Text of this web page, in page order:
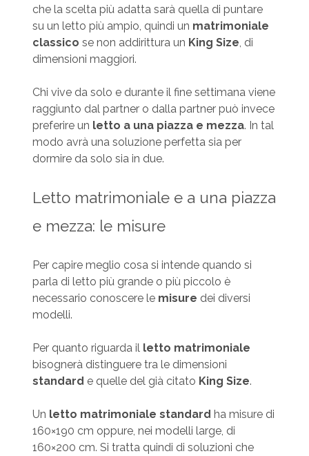
che la scelta più adatta sarà quella di puntare
su un letto più ampio, quindi un matrimoniale
classico se non addirittura un King Size, di
dimensioni maggiori.
Chi vive da solo e durante il fine settimana viene
raggiunto dal partner o dalla partner può invece
preferire un letto a una piazza e mezza. In tal
modo avrà una soluzione perfetta sia per
dormire da solo sia in due.
Letto matrimoniale e a una piazza
e mezza: le misure
Per capire meglio cosa si intende quando si
parla di letto più grande o più piccolo è
necessario conoscere le misure dei diversi
modelli.
Per quanto riguarda illetto matrimoniale
bisognerà distinguere tra le dimensioni
standard e quelle del già citato King Size.
Un letto matrimoniale standard ha misure di
160×190 cm oppure, nei modelli large, di
160×200 cm. Si tratta quindi di soluzioni che